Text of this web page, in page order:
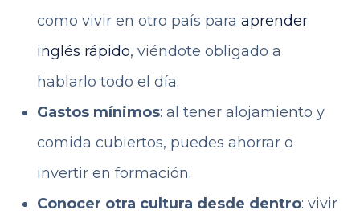
como vivir en otro país para aprender
inglés rápido, viéndote obligado a
hablarlo todo el día.
Gastos mínimos: al tener alojamiento y
comida cubiertos, puedes ahorrar o
invertir en formación.
Conocer otra cultura desde dentro: vivir